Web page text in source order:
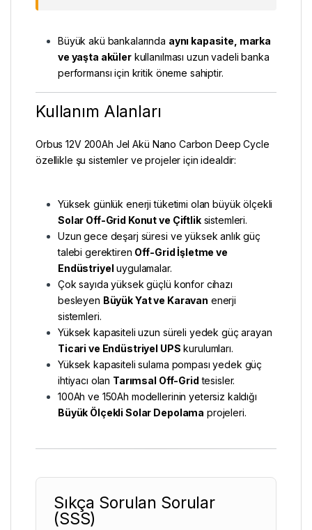
Büyük akü bankalarında aynı kapasite, marka
ve yaşta akülerkullanılması uzun vadeli banka
performansı için kritik öneme sahiptir.
Kullanım Alanları
Orbus 12V 200Ah Jel Akü Nano Carbon Deep Cycle
özellikle şu sistemler ve projeler için idealdir:
Yüksek günlük enerji tüketimi olan büyük ölçekli
Solar Off-Grid Konut ve Çiftliksistemleri.
Uzun gece deşarj süresi ve yüksek anlık güç
talebi gerektiren Off-Grid İşletme ve
Endüstriyel uygulamalar.
Çok sayıda yüksek güçlü konfor cihazı
besleyen Büyük Yat ve Karavan enerji
sistemleri.
Yüksek kapasiteli uzun süreli yedek güç arayan
Ticari ve Endüstriyel UPS kurulumları.
Yüksek kapasiteli sulama pompası yedek güç
ihtiyacı olan Tarımsal Off-Grid tesisler.
100Ah ve 150Ah modellerinin yetersiz kaldığı
Büyük Ölçekli Solar Depolama projeleri.
Sıkça Sorulan Sorular
(SSS)